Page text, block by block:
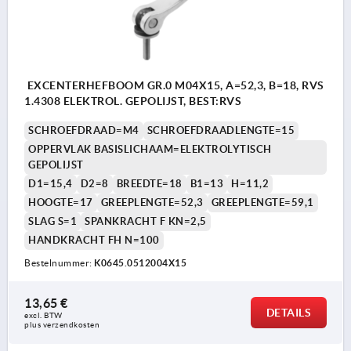
EXCENTERHEFBOOM GR.0 M04X15, A=52,3, B=18, RVS
1.4308 ELEKTROL. GEPOLIJST, BEST:RVS
SCHROEFDRAAD=M4
SCHROEFDRAADLENGTE=15
OPPERVLAK BASISLICHAAM=ELEKTROLYTISCH
GEPOLIJST
D1=15,4
D2=8 BREEDTE=18 B1=13
H=11,2
HOOGTE=17
GREEPLENGTE=52,3
GREEPLENGTE=59,1
SLAG S=1
SPANKRACHT F KN=2,5
HANDKRACHT FH N=100
Bestelnummer: K0645.0512004X15
13,65 €
excl. BTW
plus verzendkosten
DETAILS